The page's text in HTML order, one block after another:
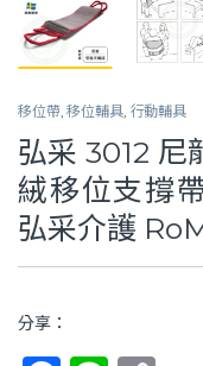
移位帶,移位輔具, 行動輔具
弘采 3012 尼
絨移位支撐
弘采介護
分享：